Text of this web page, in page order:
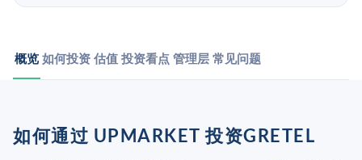
概览 如何投资 估值 投资看点 管理层 常见问题
如何通过 UPMARKET 投资GRETEL